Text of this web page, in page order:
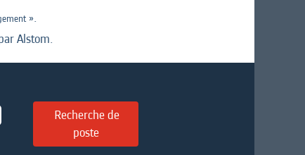
».
Alstom.